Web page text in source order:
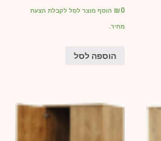
₪0
הוסף מוצר לסל לקבלת הצעת
מחיר.
הוספה לסל